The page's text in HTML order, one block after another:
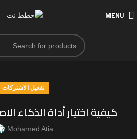
MENU
تفعيل الاشتركات
كيفية اختيار أداة الذكاء
Mohamed Atia